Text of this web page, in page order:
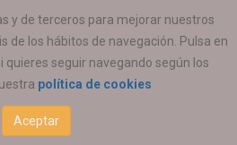
y de terceros para mejorar nuestros
de los hábitos de navegación. Pulsa en
quieres seguir navegando según los
política de cookies
Aceptar
Estatal de
05/2022